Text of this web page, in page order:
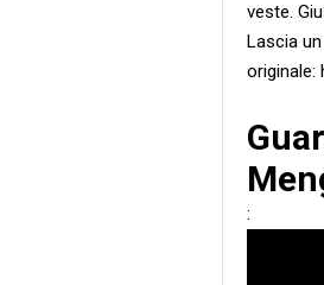
veste.
Lascia
originale:
: